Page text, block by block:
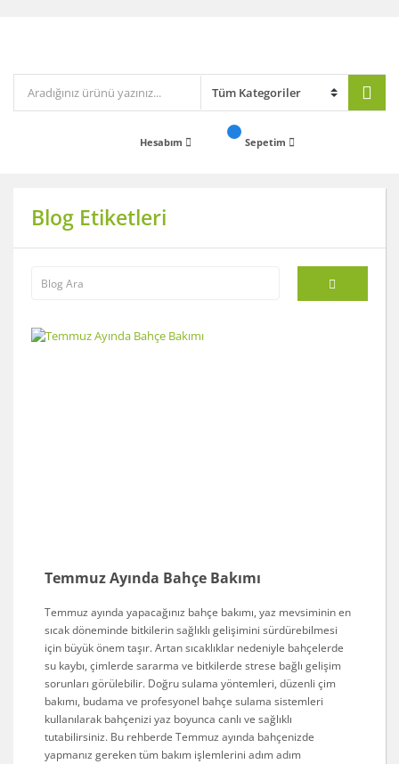
Hesabım Sepetim
Blog Etiketleri
Temmuz Ayında Bahçe Bakımı
Temmuz ayında yapacağınız bahçe bakımı, yaz mevsiminin en
sıcak döneminde bitkilerin sağlıklı gelişimini sürdürebilmesi
için büyük önem taşır. Artan sıcaklıklar nedeniyle bahçelerde
su kaybı, çimlerde sararma ve bitkilerde strese bağlı gelişim
sorunları görülebilir. Doğru sulama yöntemleri, düzenli çim
bakımı, budama ve profesyonel bahçe sulama sistemleri
kullanılarak bahçenizi yaz boyunca canlı ve sağlıklı
tutabilirsiniz. Bu rehberde Temmuz ayında bahçenizde
yapmanız gereken tüm bakım işlemlerini adım adım